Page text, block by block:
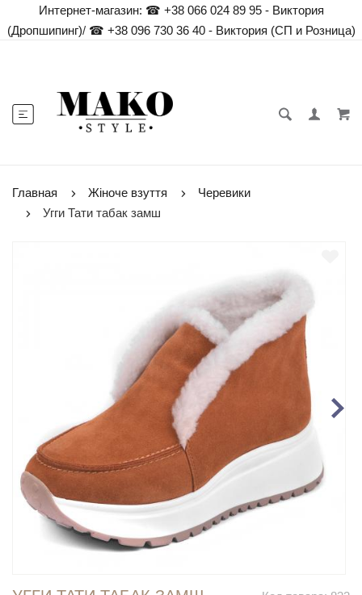
Интернет-магазин: ☎ +38 066 024 89 95 - Виктория
(Дропшипинг)/☎ +38 096 730 36 40 - Виктория (СП и Розница)
Главная Жіноче взуття
Черевики
Угги Тати табак замш